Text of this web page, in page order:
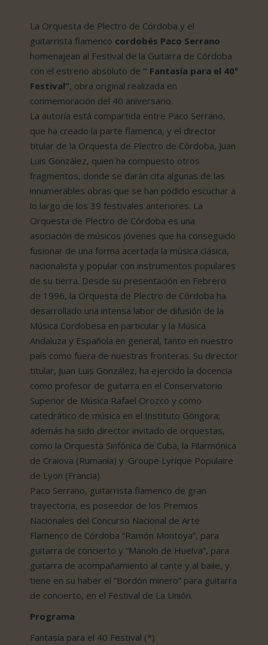
La Orquesta de Plectro de Córdoba y el
guitarrista flamenco cordobés Paco Serrano
homenajean al Festival de la Guitarra de Córdoba
con el estreno absoluto de “ Fantasía para el 40º
Festival”, obra original realizada en
conmemoración del 40 aniversario.
La autoría está compartida entre Paco Serrano,
que ha creado la parte flamenca, y el director
titular de la Orquesta de Plectro de Córdoba, Juan
Luis González, quien ha compuesto otros
fragmentos, donde se darán cita algunas de las
innumerables obras que se han podido escuchar a
lo largo de los 39 festivales anteriores. La
Orquesta de Plectro de Córdoba es una
asociación de músicos jóvenes que ha conseguido
fusionar de una forma acertada la música clásica,
nacionalista y popular con instrumentos populares
de su tierra. Desde su presentación en Febrero
de 1996, la Orquesta de Plectro de Córdoba ha
desarrollado una intensa labor de difusión de la
Música Cordobesa en particular y la Música
Andaluza y Española en general, tanto en nuestro
país como fuera de nuestras fronteras. Su director
titular, Juan Luis González, ha ejercido la docencia
como profesor de guitarra en el Conservatorio
Superior de Música Rafael Orozco y como
catedrático de música en el Instituto Góngora;
además ha sido director invitado de orquestas,
como la Orquesta Sinfónica de Cuba, la Filarmónica
de Craiova (Rumanía) y ·Groupe Lyrique Populaire
de Lyon (Francia).
Paco Serrano, guitarrista flamenco de gran
trayectoria, es poseedor de los Premios
Nacionales del Concurso Nacional de Arte
Flamenco de Córdoba “Ramón Montoya”, para
guitarra de concierto y “Manolo de Huelva”, para
guitarra de acompañamiento al cante y al baile, y
tiene en su haber el “Bordón minero” para guitarra
de concierto, en el Festival de La Unión.
Programa
Fantasía para el 40 Festival (*)